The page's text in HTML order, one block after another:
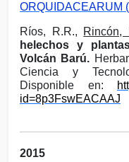
ORQUIDACEARUM
Ríos, R.R., Rincón,
helechos y
Volcán Barú.
Ciencia y
Disponible en:
id=8p3FswEACAAJ
2015